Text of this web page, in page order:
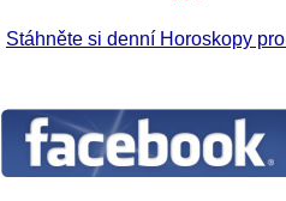
Stáhněte si denní Horoskopy